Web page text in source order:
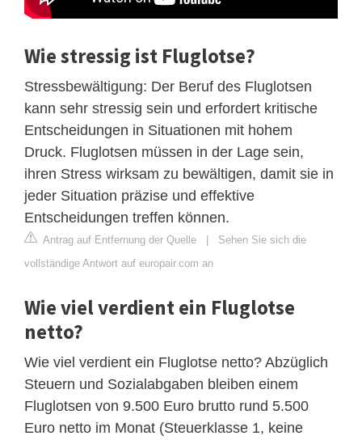
Wie stressig ist Fluglotse?
Stressbewältigung: Der Beruf des Fluglotsen
kann sehr stressig sein und erfordert kritische
Entscheidungen in Situationen mit hohem
Druck. Fluglotsen müssen in der Lage sein,
ihren Stress wirksam zu bewältigen, damit sie in
jeder Situation präzise und effektive
Entscheidungen treffen können.
Antrag auf Entfernung der Quelle | Sehen Sie sich die
vollständige Antwort auf europair.com an
Wie viel verdient ein Fluglotse
netto?
Wie viel verdient ein Fluglotse netto? Abzüglich
Steuern und Sozialabgaben bleiben einem
Fluglotsen von 9.500 Euro brutto rund 5.500
Euro netto im Monat (Steuerklasse 1, keine